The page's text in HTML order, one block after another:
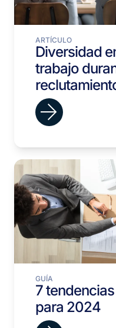
ARTÍCULO
Diversidad
trabajo
GUÍA
7
para 2024